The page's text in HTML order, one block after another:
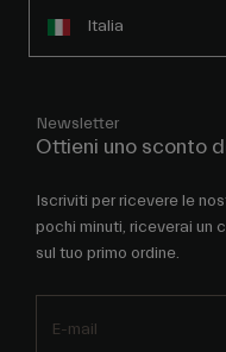
Italia
Newsletter
Ottieni uno sconto
Iscriviti per ricevere le
pochi minuti, riceverai un
sul tuo primo ordine.